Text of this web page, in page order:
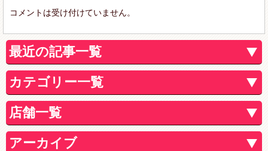
コメントは受け付けていません。
最近の記事一覧
カテゴリー一覧
店舗一覧
アーカイブ